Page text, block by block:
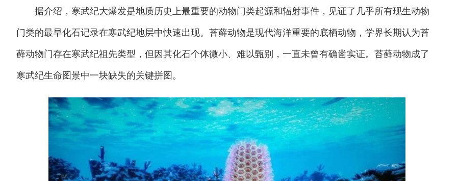
据介绍，寒武纪大爆发是地质历史上最重要的动物门类起源和辐射事件，见证了几乎所有现生动物
门类的最早化石记录在寒武纪地层中快速出现。苔藓动物是现代海洋重要的底栖动物，学界长期认为苔
藓动物门存在寒武纪祖先类型，但因其化石个体微小、难以甄别，一直未曾有确凿实证。苔藓动物成了
寒武纪生命图景中一块缺失的关键拼图。